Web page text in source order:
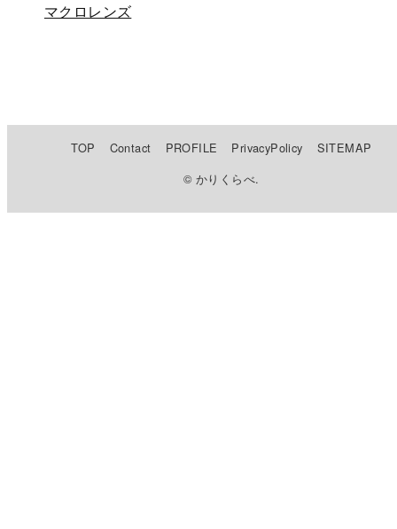
マクロレンズ
TOP Contact PROFILE PrivacyPolicy
SITEMAP
© かりくらべ.